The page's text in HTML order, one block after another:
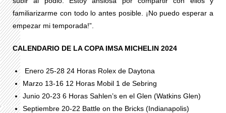
familiarizarme con todo lo antes posible. ¡No puedo esperar a
empezar mi temporada!”.
CALENDARIO DE LA COPA IMSA MICHELIN 2024
Enero 25-28 24 Horas Rolex de Daytona
Marzo 13-16 12 Horas Mobil 1 de Sebring
Junio 20-23 6 Horas Sahlen’s en el Glen (Watkins Glen)
Septiembre 20-22 Battle on the Bricks (Indianapolis)